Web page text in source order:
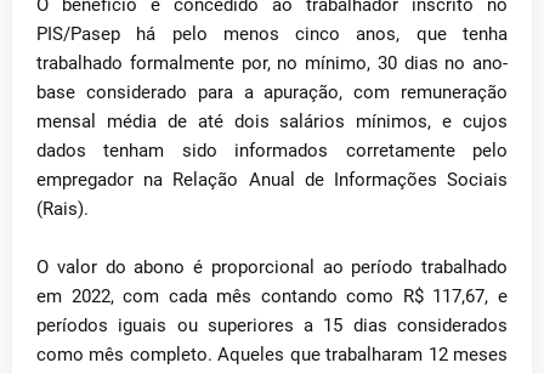
O benefício é concedido ao trabalhador inscrito no
PIS/Pasep há pelo menos cinco anos, que tenha
trabalhado formalmente por, no mínimo, 30 dias no ano-
base considerado para a apuração, com remuneração
mensal média de até dois salários mínimos, e cujos
dados tenham sido informados corretamente pelo
empregador na Relação Anual de Informações Sociais
(Rais).
O valor do abono é proporcional ao período trabalhado
em 2022, com cada mês contando como R$ 117,67, e
períodos iguais ou superiores a 15 dias considerados
como mês completo. Aqueles que trabalharam 12 meses